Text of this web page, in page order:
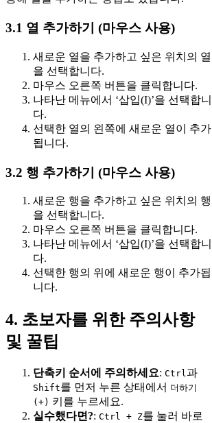
3.1 열 추가하기 (마우스 사용)
새로운 열을 추가하고 싶은 위치의 열
을 선택합니다.
마우스 오른쪽 버튼을 클릭합니다.
나타난 메뉴에서 ‘삽입(I)’을 선택합니
다.
선택한 열의 왼쪽에 새로운 열이 추가
됩니다.
3.2 행 추가하기 (마우스 사용)
새로운 행을 추가하고 싶은 위치의 행
을 선택합니다.
마우스 오른쪽 버튼을 클릭합니다.
나타난 메뉴에서 ‘삽입(I)’을 선택합니
다.
선택한 행의 위에 새로운 행이 추가됩
니다.
4. 초보자를 위한 주의사항
및 꿀팁
단축키 순서에 주의하세요: Ctrl과
Shift를 먼저 누른 상태에서 더하기
(+) 키를 누르세요.
실수했다면?: Ctrl + Z를 눌러 바로